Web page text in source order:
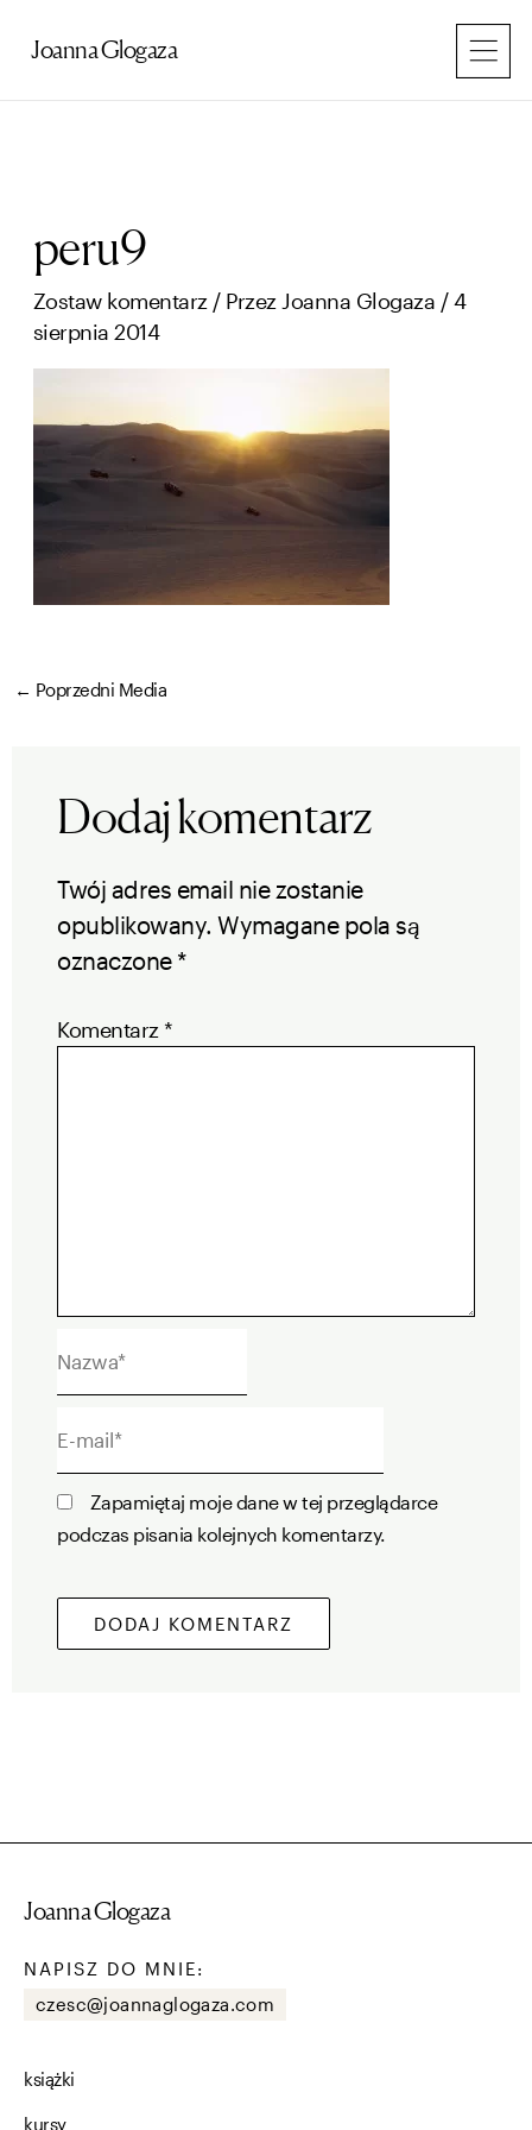
Joanna Glogaza
peru9
Zostaw komentarz / PrzezJoanna Glogaza /4
sierpnia 2014
← Poprzedni Media
Dodaj komentarz
Twój adres email nie zostanie
opublikowany. Wymagane pola są
oznaczone *
Komentarz *
mail*
Zapamiętaj moje dane w tej przeglądarce
podczas pisania kolejnych komentarzy.
Joanna Glogaza
NAPISZ DO MNIE:
czesc@joannaglogaza.com
książki
kursy